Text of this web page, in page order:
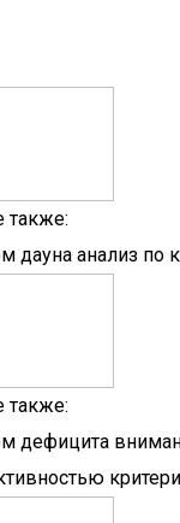
также:
дауна анализ по
также:
дефицита